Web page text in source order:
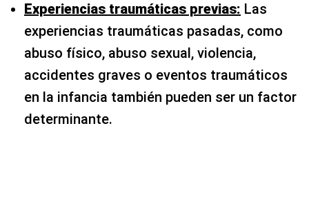
Experiencias traumáticas previas: Las
experiencias traumáticas pasadas, como
abuso físico, abuso sexual, violencia,
accidentes graves o eventos traumáticos
en la infancia también pueden ser un factor
determinante.